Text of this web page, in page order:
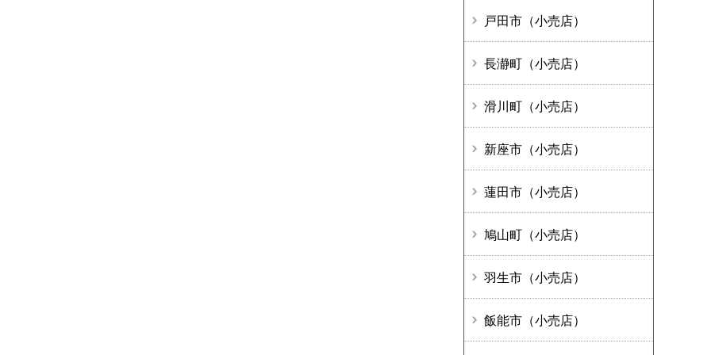
戸田市（小売店）
長瀞町（小売店）
滑川町（小売店）
新座市（小売店）
蓮田市（小売店）
鳩山町（小売店）
羽生市（小売店）
飯能市（小売店）